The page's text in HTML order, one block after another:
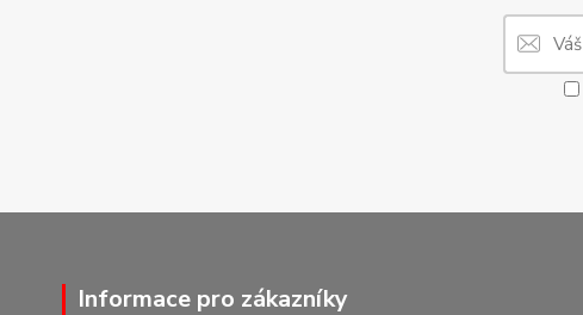
Informace pro zákazníky